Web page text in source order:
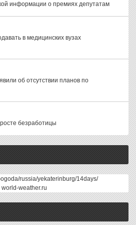
информации о премиях депутатам
в медицинских вузах
об отсутствии планов по
безработицы
russia/yekaterinburg/14days/
world-weather.ru